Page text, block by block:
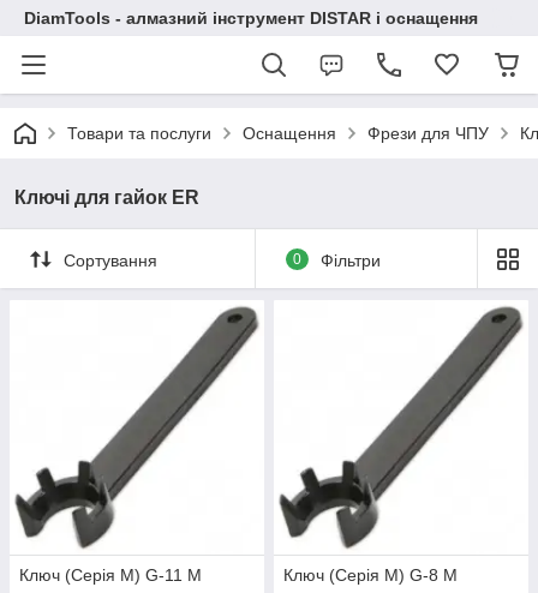
DiamTools - алмазний інструмент DISTAR і оснащення
Товари та послуги Оснащення Фрези для ЧПУ
Ключі для гайок ER
Сортування 0 Фільтри
Ключ (Серія М) G-11 M
Ключ (Серія М) G-8 M